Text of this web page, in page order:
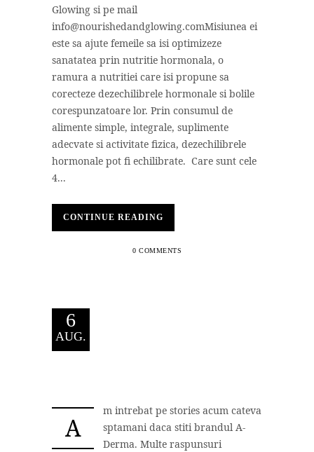
Glowing si pe mail
info@nourishedandglowing.comMisiunea ei
este sa ajute femeile sa isi optimizeze
sanatatea prin nutritie hormonala, o
ramura a nutritiei care isi propune sa
corecteze dezechilibrele hormonale si bolile
corespunzatoare lor. Prin consumul de
alimente simple, integrale, suplimente
adecvate si activitate fizica, dezechilibrele
hormonale pot fi echilibrate. Care sunt cele
4...
CONTINUE READING
0 COMMENTS
6
AUG.
A
m intrebat pe stories acum cateva
sptamani daca stiti brandul A-
Derma. Multe raspunsuri